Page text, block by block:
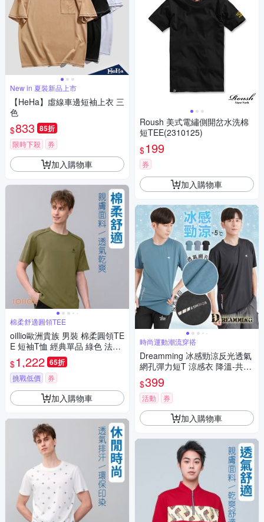
New in 夏裝新品上市
【HeHa】虛線車邊短袖上衣 三
色
$833 85折
限時下殺 券
加入購物車
棉柔舒適圓領TEE
oillio歐洲貴族 男裝 棉柔圓領TE
E 短袖T恤 經典單品 綠色 法國
品牌 有大尺碼
$1,222 65折
挑戰低價 券
加入購物車
Roush 美式電繡側開岔水洗棉
短TEE(2310125)
$199
券
加入購物車
時尚運動潮流穿搭
Dreamming 冰感勁涼反光透氣
網孔彈力短T 涼感衣 降溫-共三
色
$399
活動 券
加入購物車